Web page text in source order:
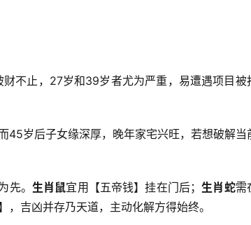
不止，27岁和39岁者尤为严重，易遭遇项目被
45岁后子女缘深厚，晚年家宅兴旺，若想破解当
先。 生肖鼠宜用【五帝钱】挂在门后；生肖蛇需
，吉凶并存乃天道，主动化解方得始终。